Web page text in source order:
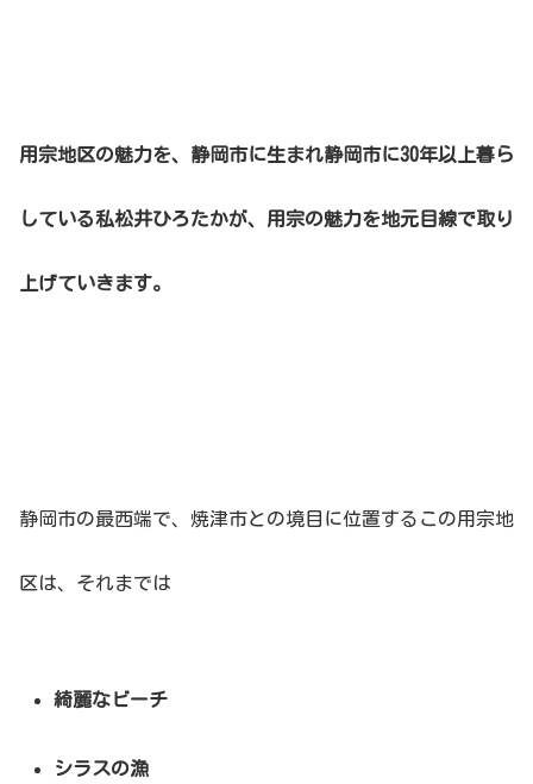
用宗地区の魅力を、静岡市に生まれ静岡市に30年以上暮ら
している私松井ひろたかが、用宗の魅力を地元目線で取り
上げていきます。
静岡市の最西端で、焼津市との境目に位置するこの用宗地
区は、それまでは
綺麗なビーチ
シラスの漁